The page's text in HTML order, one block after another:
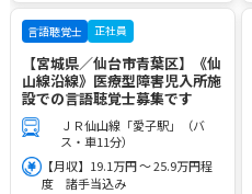
言語聴覚士 正社員
【宮城県／仙台市青葉区】《仙
山線沿線》医療型障害児入所施
設での言語聴覚士募集です
ＪＲ仙山線「愛子駅」（バ
ス・車11分）
【月収】19.1万円 ～ 25.9万円程
度 諸手当込み